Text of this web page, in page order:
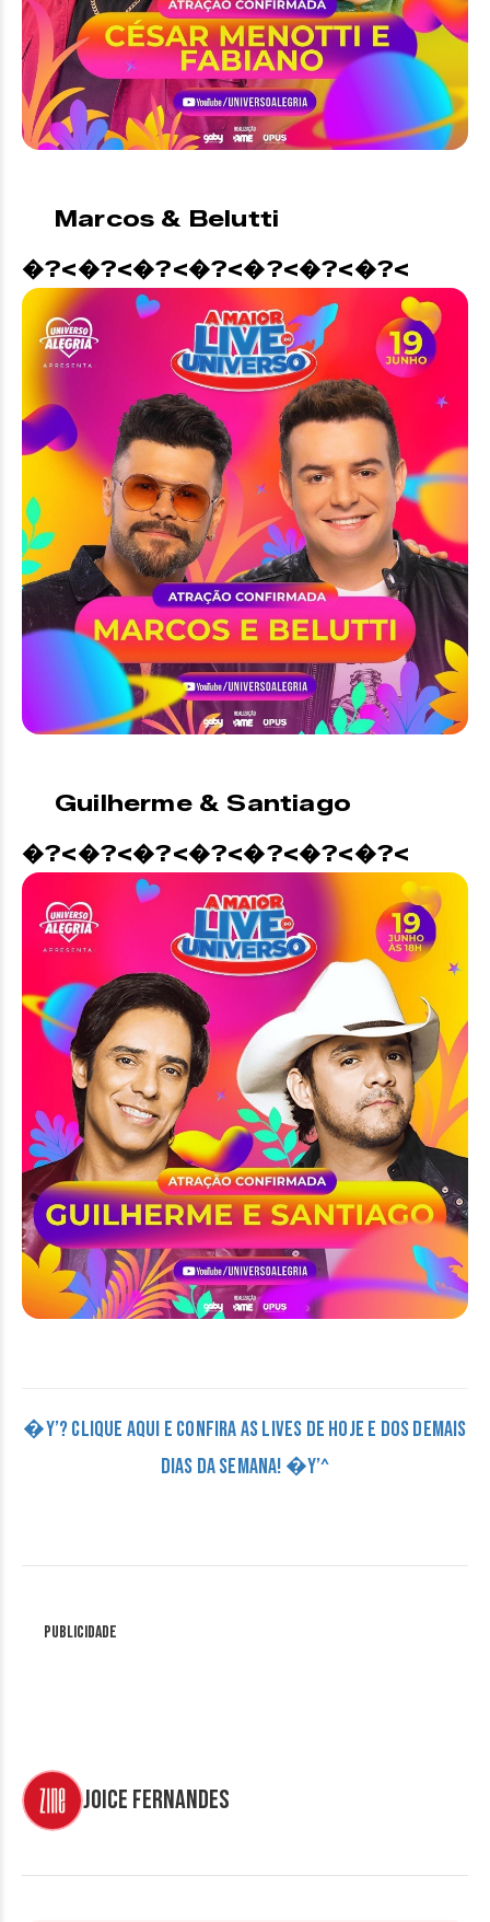
Marcos & Belutti
�?<�?<�?<�?<�?<�?<�?<
Guilherme & Santiago
�?<�?<�?<�?<�?<�?<�?<
�Y’? CLIQUE AQUI E CONFIRA AS LIVES DE HOJE E DOS DEMAIS
DIAS DA SEMANA! �Y’^
Publicidade
Joice Fernandes